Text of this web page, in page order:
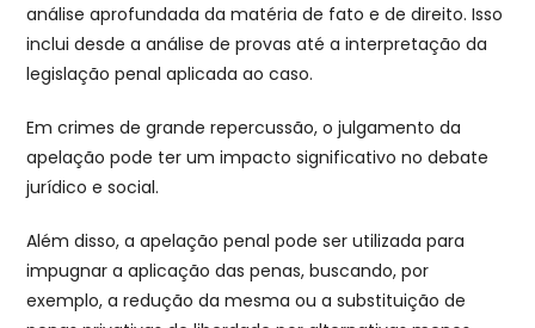
análise aprofundada da matéria de fato e de direito. Isso
inclui desde a análise de provas até a interpretação da
legislação penal aplicada ao caso.
Em crimes de grande repercussão, o julgamento da
apelação pode ter um impacto significativo no debate
jurídico e social.
Além disso, a apelação penal pode ser utilizada para
impugnar a aplicação das penas, buscando, por
exemplo, a redução da mesma ou a substituição de